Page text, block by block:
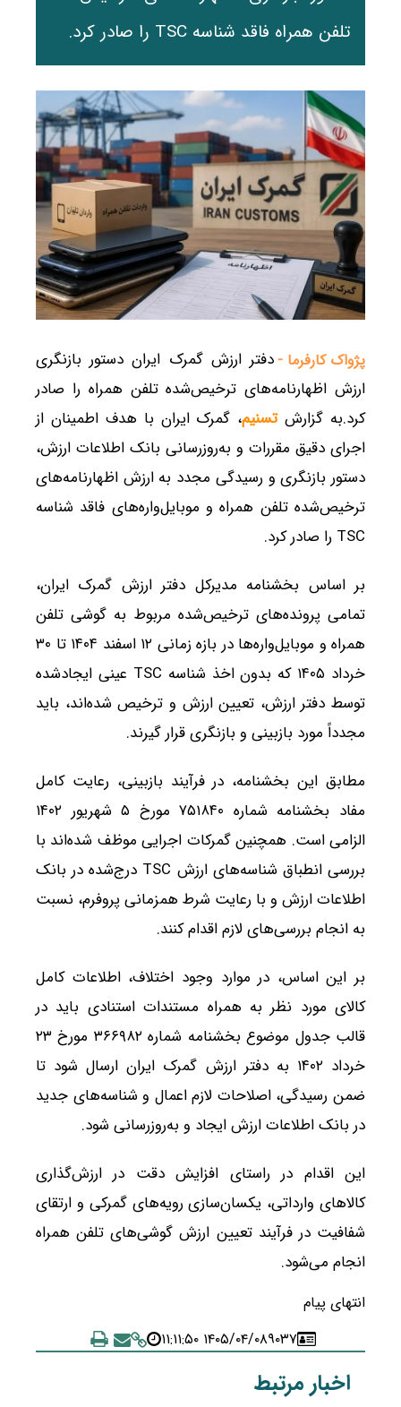
تلفن همراه فاقد شناسه TSC را صادر کرد.
پژواک کارفرما - دفتر ارزش گمرک ایران دستور بازنگری
ارزش اظهارنامه‌های ترخیص‌شده تلفن همراه را صادر
کرد.به گزارشتسنیم، گمرک ایران با هدف اطمینان از
اجرای دقیق مقررات و به‌روزرسانی بانک اطلاعات ارزش،
دستور بازنگری و رسیدگی مجدد به ارزش اظهارنامه‌های
ترخیص‌شده تلفن همراه و موبایل‌واره‌های فاقد شناسه
TSC را صادر کرد.
بر اساس بخشنامه مدیرکل دفتر ارزش گمرک ایران،
تمامی پرونده‌های ترخیص‌شده مربوط به گوشی تلفن
همراه و موبایل‌واره‌ها در بازه زمانی ۱۲ اسفند ۱۴۰۴ تا ۳۰
خرداد ۱۴۰۵ که بدون اخذ شناسه TSC عینی ایجادشده
توسط دفتر ارزش، تعیین ارزش و ترخیص شده‌اند، باید
مجدداً مورد بازبینی و بازنگری قرار گیرند.
مطابق این بخشنامه، در فرآیند بازبینی، رعایت کامل
مفاد بخشنامه شماره ۷۵۱۸۴۰ مورخ ۵ شهریور ۱۴۰۲
الزامی است. همچنین گمرکات اجرایی موظف شده‌اند با
بررسی انطباق شناسه‌های ارزش TSC درج‌شده در بانک
اطلاعات ارزش و با رعایت شرط همزمانی پروفرم، نسبت
به انجام بررسی‌های لازم اقدام کنند.
بر این اساس، در موارد وجود اختلاف، اطلاعات کامل
کالای مورد نظر به همراه مستندات استنادی باید در
قالب جدول موضوع بخشنامه شماره ۳۶۶۹۸۲ مورخ ۲۳
خرداد ۱۴۰۲ به دفتر ارزش گمرک ایران ارسال شود تا
ضمن رسیدگی، اصلاحات لازم اعمال و شناسه‌های جدید
در بانک اطلاعات ارزش ایجاد و به‌روزرسانی شود.
این اقدام در راستای افزایش دقت در ارزش‌گذاری
کالاهای وارداتی، یکسان‌سازی رویه‌های گمرکی و ارتقای
شفافیت در فرآیند تعیین ارزش گوشی‌های تلفن همراه
انجام می‌شود.
انتهای پیام
۹۰۳۷۱۴۰۵/۰۴/۰۸ ۱۱:۱۱:۵۰
اخبار مرتبط